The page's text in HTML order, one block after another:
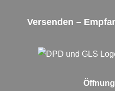
Versenden –